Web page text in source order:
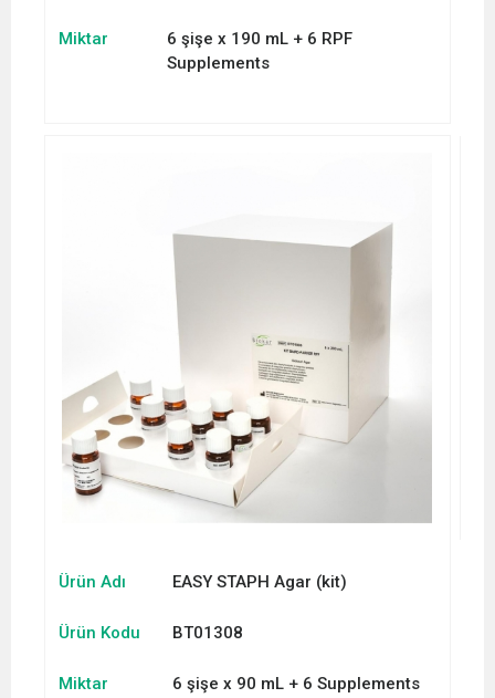
Miktar
6 şişe x 190 mL + 6 RPF
Supplements
Ürün Adı EASY STAPH Agar (kit)
Ürün Kodu BT01308
Miktar 6 şişe x 90 mL + 6 Supplements